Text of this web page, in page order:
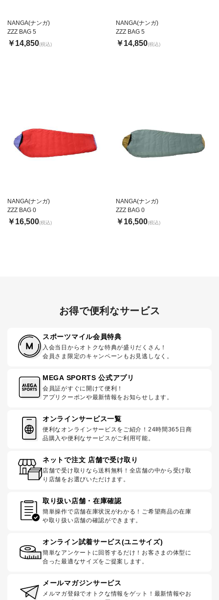
NANGA(ナンガ)
ZZZ BAG 5
￥14,850(税込)
NANGA(ナンガ)
ZZZ BAG 5
￥14,850(税込)
NANGA(ナンガ)
ZZZ BAG 0
￥16,500(税込)
NANGA(ナンガ)
ZZZ BAG 0
￥16,500(税込)
お得で便利なサービス
スポーツマイル会員特典
入会当日からオトクな特典が盛りだくさん！
会員さま限定のキャンペーンもお見逃しなく。
MEGA SPORTS 公式アプリ
会員証がすぐに開けて便利！
アプリクーポンや最新情報をお知らせします。
オンラインサービス一覧
便利なオンラインサービスをご紹介！24時間365日商
品購入や便利なサービスがご利用可能。
ネットで注文 店舗で受け取り
店舗で受け取りなら送料無料！全店舗の中から受け取
り店舗をお選びいただけます。
取り扱い店舗・在庫確認
簡単操作で店舗在庫状況がわかる！ご希望商品の在庫
や取り扱い店舗の確認ができます。
オンライン試着サービス(ユニサイズ)
簡単なアンケートに回答するだけ！お客さまの体型に
合った最適なサイズをご提案します。
メールマガジンサービス
メルマガ登録でオトクな情報をゲット！最新情報やお